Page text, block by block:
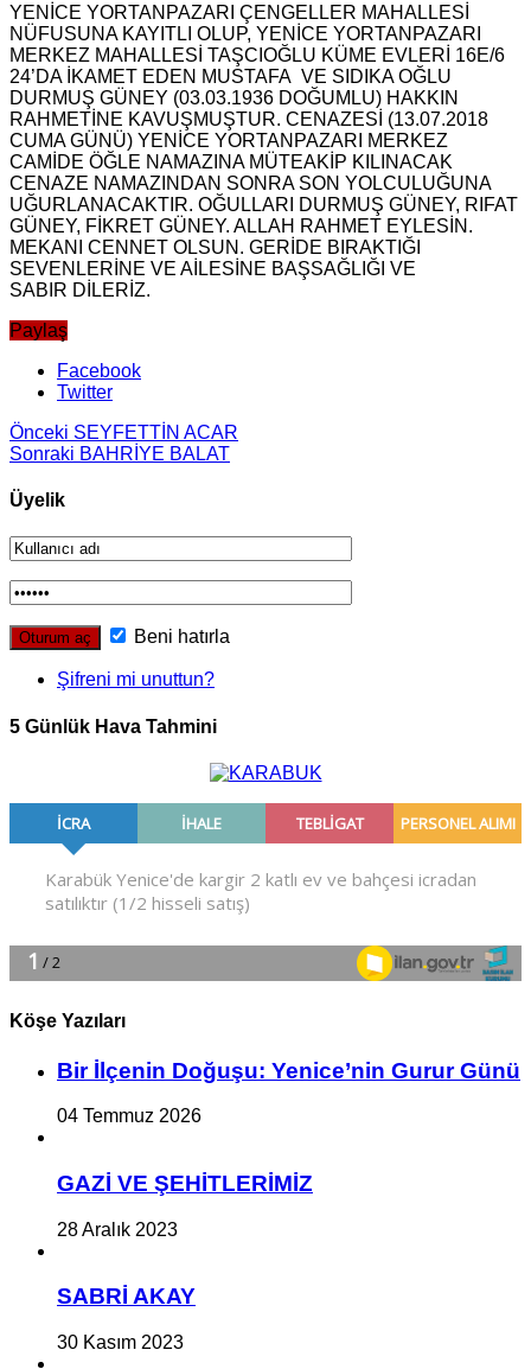
YENİCE YORTANPAZARI ÇENGELLER MAHALLESİ
NÜFUSUNA KAYITLI OLUP, YENİCE YORTANPAZARI
MERKEZ MAHALLESİ TAŞCIOĞLU KÜME EVLERİ 16E/6
24’DA İKAMET EDEN MUSTAFA VE SIDIKA OĞLU
DURMUŞ GÜNEY (03.03.1936 DOĞUMLU) HAKKIN
RAHMETİNE KAVUŞMUŞTUR. CENAZESİ (13.07.2018
CUMA GÜNÜ) YENİCE YORTANPAZARI MERKEZ
CAMİDE ÖĞLE NAMAZINA MÜTEAKİP KILINACAK
CENAZE NAMAZINDAN SONRA SON YOLCULUĞUNA
UĞURLANACAKTIR. OĞULLARI DURMUŞ GÜNEY, RIFAT
GÜNEY, FİKRET GÜNEY. ALLAH RAHMET EYLESİN.
MEKANI CENNET OLSUN. GERİDE BIRAKTIĞI
SEVENLERİNE VE AİLESİNE BAŞSAĞLIĞI VE
SABIR DİLERİZ.
Paylaş
Facebook
Twitter
Önceki SEYFETTİN ACAR
Sonraki BAHRİYE BALAT
Üyelik
Beni hatırla
Şifreni mi unuttun?
5 Günlük Hava Tahmini
Köşe Yazıları
Bir İlçe­nin Do­ğu­şu: Ye­ni­ce’nin Gurur Günü
04 Temmuz 2026
GAZİ VE ŞEHİTLERİMİZ
28 Aralık 2023
SABRİ AKAY
30 Kasım 2023